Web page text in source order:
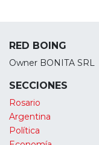
RED BOING
Owner BONITA SRL
SECCIONES
Rosario
Argentina
Política